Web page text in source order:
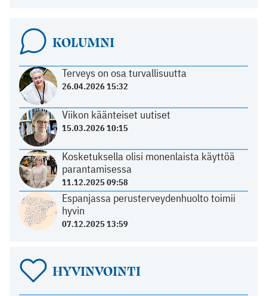
KOLUMNI
Terveys on osa turvallisuutta
26.04.2026 15:32
Viikon käänteiset uutiset
15.03.2026 10:15
Kosketuksella olisi monenlaista käyttöä
parantamisessa
11.12.2025 09:58
Espanjassa perusterveydenhuolto toimii
hyvin
07.12.2025 13:59
HYVINVOINTI